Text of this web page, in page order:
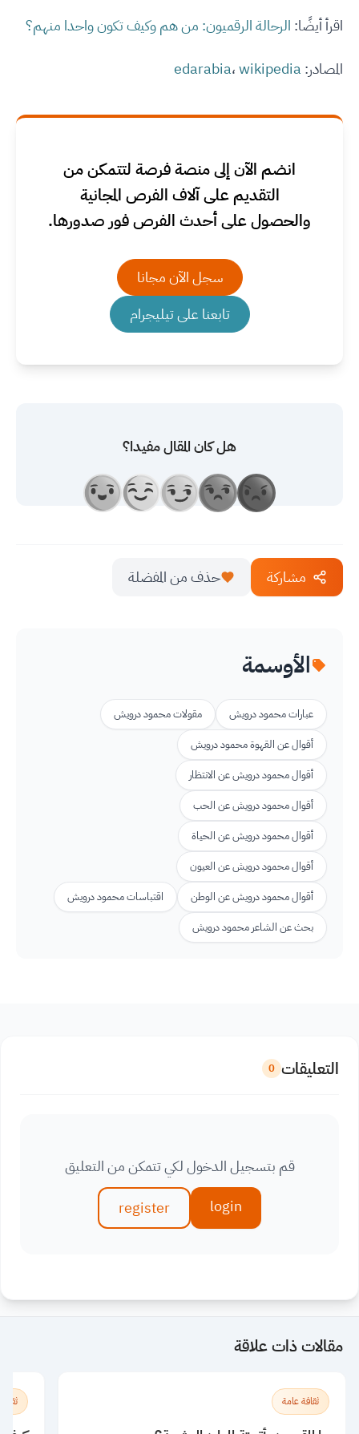
اقرأ أيضًا: الرحالة الرقميون: من هم وكيف تكون واحدا منهم؟
المصادر:
edarabia،wikipedia
انضم الآن إلى منصة فرصة لتتمكن من
التقديم على آلاف الفرص المجانية
والحصول على أحدث الفرص فور صدورها.
سجل الآن مجانا
تابعنا على تيليجرام
هل كان المقال مفيدا؟
مشاركة حذف من المفضلة
الأوسمة
عبارات محمود درويش
مقولات محمود درويش
أقوال عن القهوة محمود درويش
أقوال محمود درويش عن الانتظار
أقوال محمود درويش عن الحب
أقوال محمود درويش عن الحياة
أقوال محمود درويش عن العيون
أقوال محمود درويش عن الوطن
اقتباسات محمود درويش
بحث عن الشاعر محمود درويش
التعليقات 0
قم بتسجيل الدخول لكي تتمكن من التعليق
login
register
مقالات ذات علاقة
ثقافة عامة